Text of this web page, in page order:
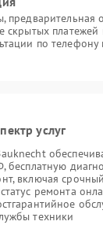
предварительная
скрытых
по
услуг
бесплатную
включая
ремонта
техники